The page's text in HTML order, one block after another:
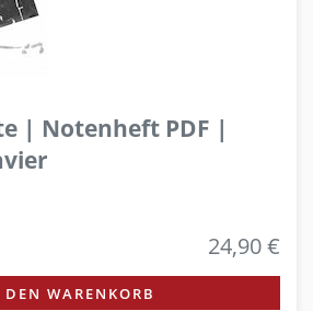
| Notenheft PDF |
24,90 €
WARENKORB